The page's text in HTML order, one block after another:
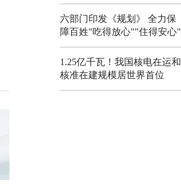
六部门印发《规划》 全力保
障百姓"吃得放心""住得安心"
1.25亿千瓦！我国核电在运和
核准在建规模居世界首位